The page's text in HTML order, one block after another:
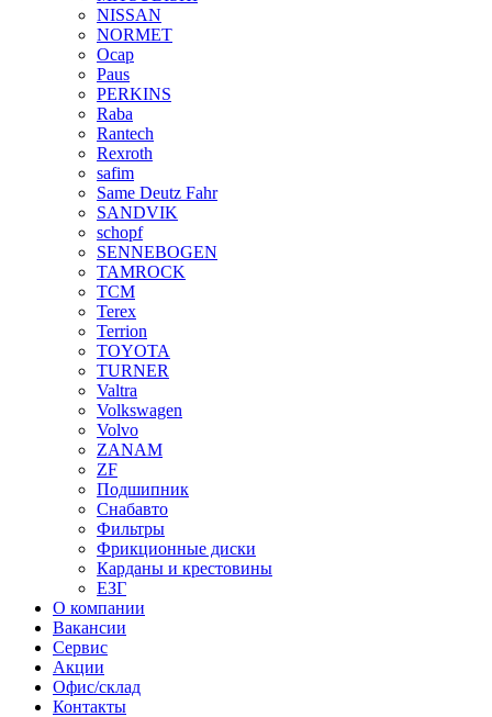
NISSAN
NORMET
Ocap
Paus
PERKINS
Raba
Rantech
Rexroth
safim
Same Deutz Fahr
SANDVIK
schopf
SENNEBOGEN
TAMROCK
TCM
Terex
Terrion
TOYOTA
TURNER
Valtra
Volkswagen
Volvo
ZANAM
ZF
Подшипник
Снабавто
Фильтры
Фрикционные диски
Карданы и крестовины
ЕЗГ
О компании
Вакансии
Сервис
Акции
Офис/склад
Контакты